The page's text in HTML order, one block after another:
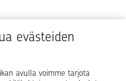
evästeiden
avulla voimme tarjota
Yrityselämä